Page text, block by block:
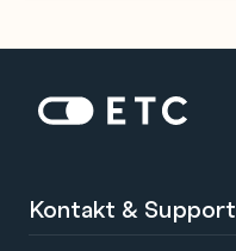
Startseite: ETC
Kontakt & Support